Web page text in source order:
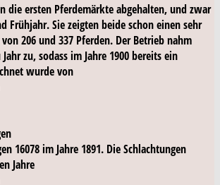
die ersten Pferdemärkte abgehalten, und zwar
Frühjahr. Sie zeigten beide schon einen sehr
206 und 337 Pferden. Der Betrieb nahm
zu, sodass im Jahre 1900 bereits ein
wurde von
16078 im Jahre 1891. Die Schlachtungen
Jahre